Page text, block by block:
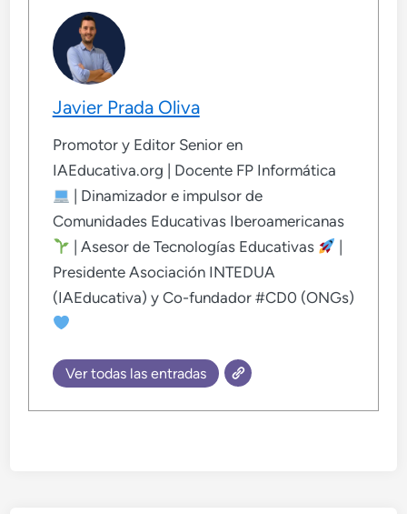
Javier Prada Oliva
Promotor y Editor Senior en
IAEducativa.org | Docente FP Informática
| Dinamizador e impulsor de
Comunidades Educativas Iberoamericanas
| Asesor de Tecnologías Educativas
Presidente Asociación INTEDUA
(IAEducativa) y Co-fundador #CD0 (ONGs)
Ver todas las entradas